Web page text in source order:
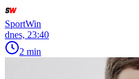
SportWin
dnes, 23:40
2 min